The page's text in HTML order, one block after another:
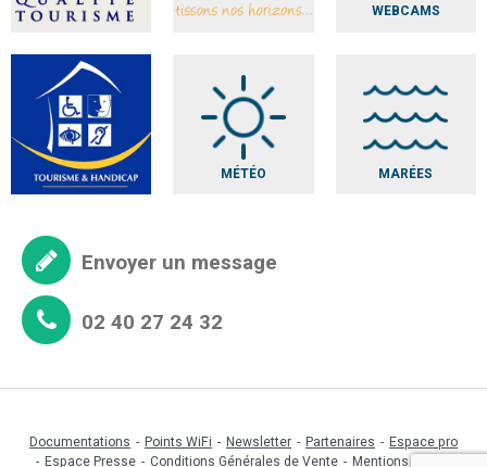
WEBCAMS
MÉTÉO MARÉES
Envoyer un message
02 40 27 24 32
Documentations Points WiFi Newsletter Partenaires
Espace pro
Espace Presse
Conditions Générales de Vente Mentions légales